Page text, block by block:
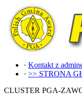
· Kontakt z
· >> STRONA
CLUSTER PGA-